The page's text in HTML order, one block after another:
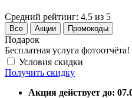
Средний рейтинг: 4.5 из 5
Все Акции Промокоды
Подарок
Бесплатная услуга фотоотчёта!
Условия скидки
Получить скидку
Акция действует до: